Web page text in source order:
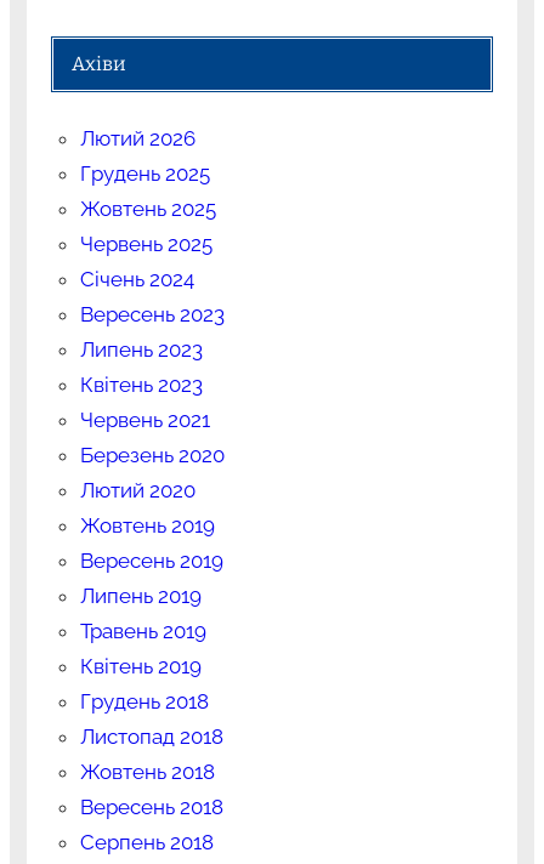
Ахіви
Лютий 2026
Грудень 2025
Жовтень 2025
Червень 2025
Січень 2024
Вересень 2023
Липень 2023
Квітень 2023
Червень 2021
Березень 2020
Лютий 2020
Жовтень 2019
Вересень 2019
Липень 2019
Травень 2019
Квітень 2019
Грудень 2018
Листопад 2018
Жовтень 2018
Вересень 2018
Серпень 2018